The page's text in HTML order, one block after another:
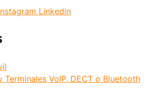
Linkedin
Terminales VoIP, DECT o Bluetooth